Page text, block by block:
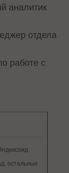
аналитик
отдела
работе с
остальные